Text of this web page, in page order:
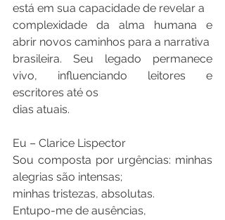
está em sua capacidade de revelar a
complexidade da alma humana e
abrir novos caminhos para a narrativa
brasileira. Seu legado permanece
vivo, influenciando leitores e
escritores até os
dias atuais.
Eu – Clarice Lispector
Sou composta por urgências: minhas
alegrias são intensas;
minhas tristezas, absolutas.
Entupo-me de ausências,